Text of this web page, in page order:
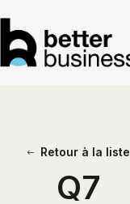
Retour à la liste
Q7